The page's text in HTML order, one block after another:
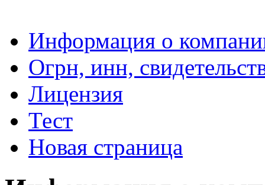
Информация о
Огрн, инн,
Лицензия
Тест
Новая страница